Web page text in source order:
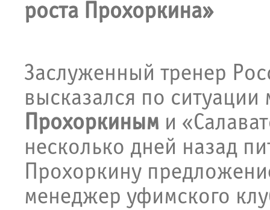
роста Прохоркина»
Заслуженный тренер
высказался по
Прохоркиным и
несколько дней назад
Прохоркину
менеджер уфимского